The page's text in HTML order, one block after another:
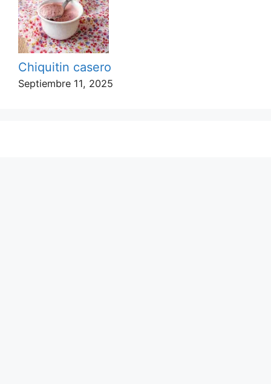
Chiquitin casero
Septiembre 11, 2025